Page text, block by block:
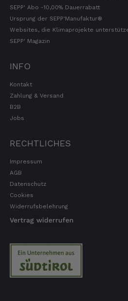
SEPP' Abo -10,00% Dauerrabatt
Ursprung der SEPP'Manufaktur®
Websites, die Klimaprojekte
SEPP' Magazin
INFO
Kontakt
Zahlung & Versand
B2B
Jobs
RECHTLICHES
Impressum
AGB
Datenschutz
Cookies
Widerrufsbelehrung
Vertrag widerrufen
Heinrich
Verifizierter Kunde
der Schinken war fest
Josef
auf DHL umstellen,
Versandkosten dadurch
Manfred